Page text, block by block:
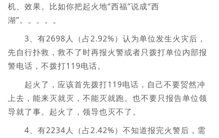
机、效果。比如你把起火地“西福”说成“西
湖”。。。。。
3、有2698人（占2.92%）认为单位发生火灾后，
先自行扑救，救不了时再报火警或者只拨打单位内部报
警电话，不拨打119电话。
起火了，应该首先拨打119电话，自己不要贸然冲
上去，能来灭就灭，不能灭就跑。也不要只报告单位领
导就了事。起火了，领导也灭不了。
4、有2234人（占2.42%）不知道报完火警后，需